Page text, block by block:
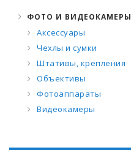
ФОТО И ВИДЕОКАМЕРЫ
Аксессуары
Чехлы и сумки
Штативы, крепления
Объективы
Фотоаппараты
Видеокамеры